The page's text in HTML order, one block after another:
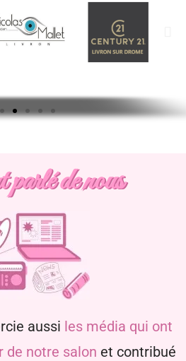
de nous
aussi les média qui ont
de notre salon et contribué